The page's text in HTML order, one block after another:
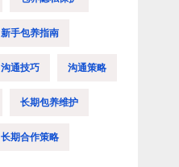
新手包养指南
沟通技巧 沟通策略
长期包养维护
长期合作策略